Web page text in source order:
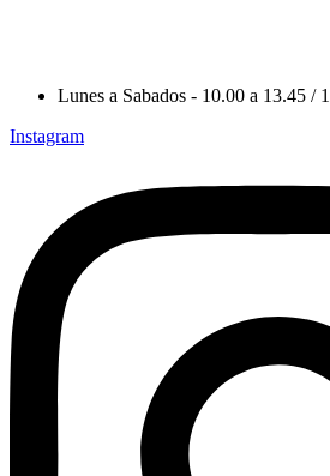
Lunes a Sabados - 10.00 a 13.45 /
Instagram